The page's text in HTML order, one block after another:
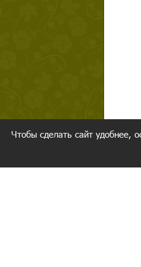
Чтобы сделать сайт удобнее,